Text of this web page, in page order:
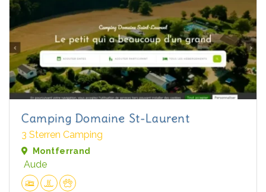
Camping Domaine St-Laurent
3 Sterren Camping
Montferrand
Aude